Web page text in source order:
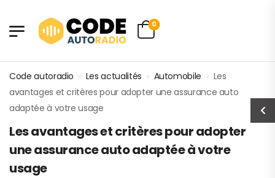
0
Code autoradio » Les actualités » Automobile » Les
avantages et critères pour adopter une assurance auto
adaptée à votre usage
Les avantages et critères pour adopter
une assurance auto adaptée à votre
usage